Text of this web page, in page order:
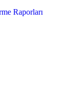
Raporları